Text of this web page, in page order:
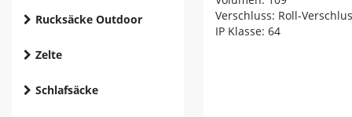
Rucksäcke Outdoor
Zelte
Schlafsäcke
Verschluss: Roll-
IP Klasse: 64